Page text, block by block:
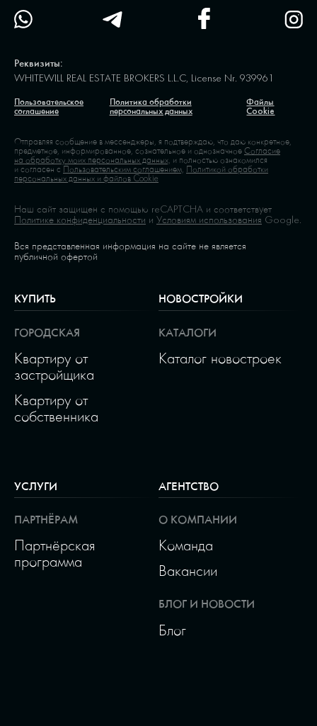
КУПИТЬ
ГОРОДСКАЯ
Квартиру от
застройщика
Квартиру от
собственника
НОВОСТРОЙКИ
КАТАЛОГИ
Каталог новостроек
УСЛУГИ
ПАРТНЁРАМ
Партнёрская
программа
АГЕНТСТВО
О КОМПАНИИ
Команда
Вакансии
БЛОГ И НОВОСТИ
Блог
Реквизиты:
WHITEWILL REAL ESTATE BROKERS L.L.C, License Nr. 939961
Пользовательское
соглашение
Политика обработки
персональных данных
Файлы
Cookie
Отправляя сообщение в мессенджеры, я подтверждаю, что даю конкретное,
предметное, информированное, сознательное и однозначноеСогласие
на обработку моих персональных данных, и полностью ознакомился
и согласен сПользовательским соглашением, Политикой обработки
персональных данных и файлов Cookie
Наш сайт защищен с помощью reCAPTCHA и соответствует
Политике конфиденциальности и Условиям использования Google.
Вся представленная информация на сайте не является
публичной офертой